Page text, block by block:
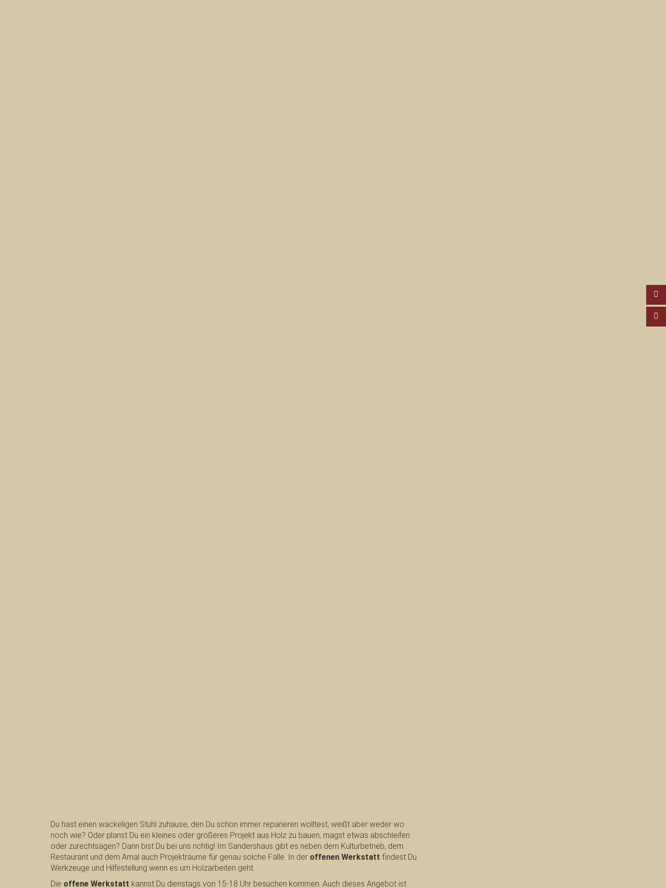
Du hast einen wackeligen Stuhl zuhause, den Du schon immer reparieren wolltest, weißt aber weder wo
noch wie? Oder planst Du ein kleines oder größeres Projekt aus Holz zu bauen, magst etwas abschleifen
oder zurechtsägen? Dann bist Du bei uns richtig! Im Sandershaus gibt es neben dem Kulturbetrieb, dem
Restaurant und dem Amal auch Projekträume für genau solche Fälle. In der offenen Werkstatt findest Du
Werkzeuge und Hilfestellung wenn es um Holzarbeiten geht.
Die offene Werkstatt kannst Du dienstags von 15-18 Uhr besuchen kommen. Auch dieses Angebot ist